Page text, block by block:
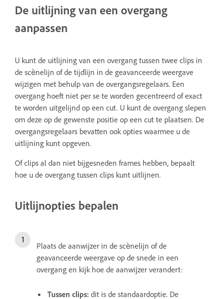
De uitlijning van een overgang
aanpassen
U kunt de uitlijning van een overgang tussen twee clips in
de scènelijn of de tijdlijn in de geavanceerde weergave
wijzigen met behulp van de overgangsregelaars. Een
overgang hoeft niet per se te worden gecentreerd of exact
te worden uitgelijnd op een cut. U kunt de overgang slepen
om deze op de gewenste positie op een cut te plaatsen. De
overgangsregelaars bevatten ook opties waarmee u de
uitlijning kunt opgeven.
Of clips al dan niet bijgesneden frames hebben, bepaalt
hoe u de overgang tussen clips kunt uitlijnen.
Uitlijnopties bepalen
Plaats de aanwijzer in de scènelijn of de
geavanceerde weergave op de snede in een
overgang en kijk hoe de aanwijzer verandert:
Tussen clips: dit is de standaardoptie. De